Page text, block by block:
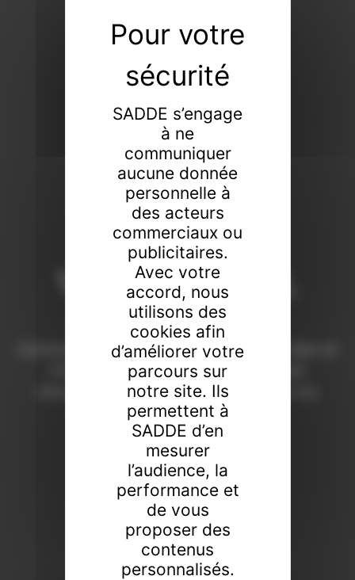
Vendeur de tout,
faiseur de rien
Commissaires-priseurs de père en fils à Dijon et
Chaumont depuis 1908. Une expertise
d’excellence pour révéler la valeur de vos
collections.
FAIRE ESTIMER UN BIEN
PROCHAINES VENTES
SADDE s’engage
à ne
communiquer
aucune donnée
personnelle à
des acteurs
commerciaux ou
publicitaires.
Avec votre
accord, nous
utilisons des
cookies afin
d’améliorer votre
parcours sur
notre site. Ils
permettent à
SADDE d’en
mesurer
l’audience, la
performance et
de vous
proposer des
contenus
personnalisés.